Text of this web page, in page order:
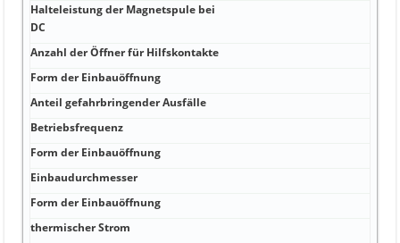
Halteleistung der Magnetspule bei
DC
Anzahl der Öffner für Hilfskontakte
Form der Einbauöffnung
Anteil gefahrbringender Ausfälle
Betriebsfrequenz
Form der Einbauöffnung
Einbaudurchmesser
Form der Einbauöffnung
thermischer Strom